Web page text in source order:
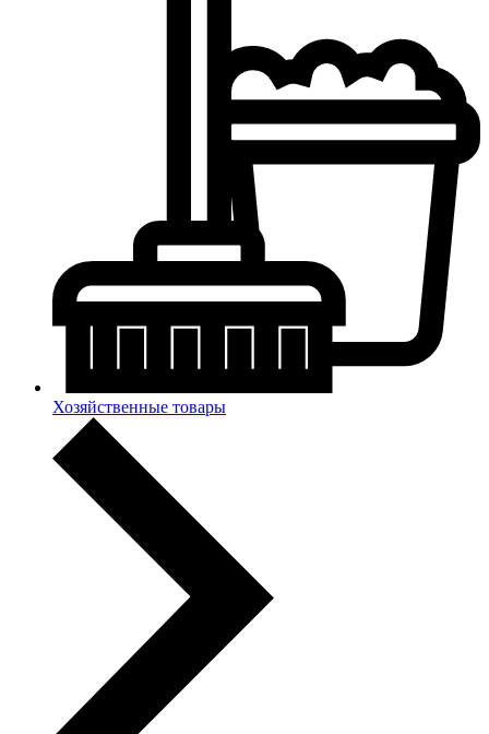
Хозяйственные товары